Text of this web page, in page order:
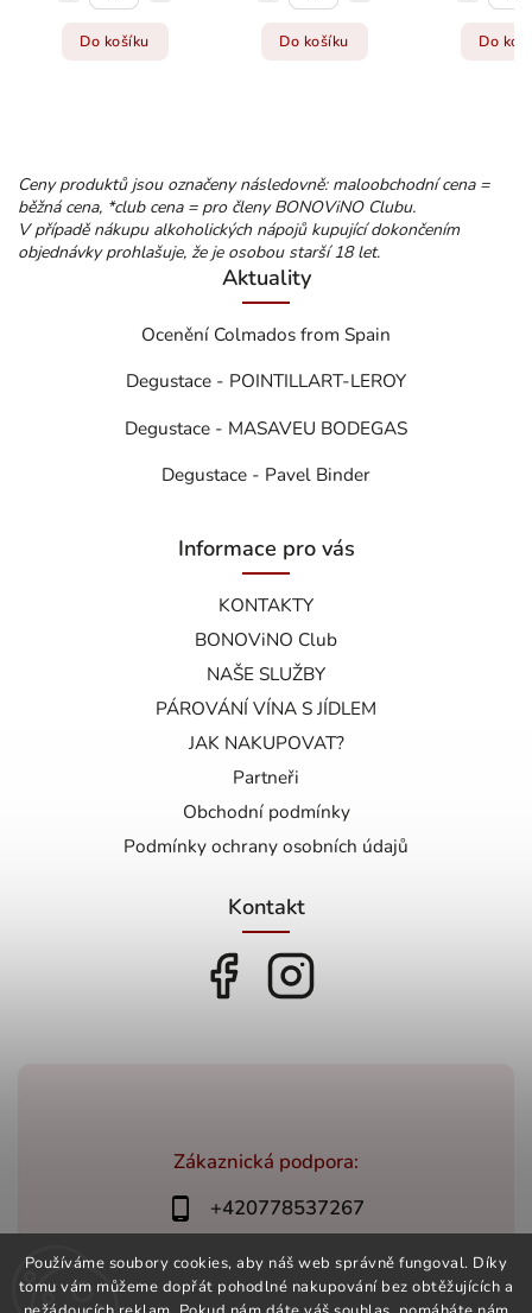
Používáme soubory cookies, aby náš web správně fungoval. Díky
tomu vám můžeme dopřát pohodlné nakupování bez obtěžujících a
Do košíku Do košíku Do
Ceny produktů jsou označeny následovně: maloobchodní cena =
běžná cena, *club cena = pro členy BONOViNO Clubu.
V případě nákupu alkoholických nápojů kupující dokončením
objednávky prohlašuje, že je osobou starší 18 let.
Zákaznická podpora:
+420778537267
bonovino@bonovino.cz
Aktuality
Ocenění Colmados from Spain
Degustace - POINTILLART-LEROY
Degustace - MASAVEU BODEGAS
Degustace - Pavel Binder
Informace pro vás
KONTAKTY
BONOViNO Club
NAŠE SLUŽBY
PÁROVÁNÍ VÍNA S JÍDLEM
JAK NAKUPOVAT?
Partneři
Obchodní podmínky
Podmínky ochrany osobních údajů
Kontakt